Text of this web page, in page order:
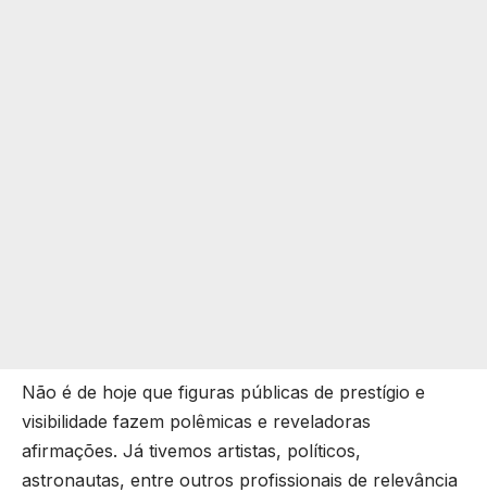
Não é de hoje que figuras públicas de prestígio e
visibilidade fazem polêmicas e reveladoras
afirmações. Já tivemos artistas, políticos,
astronautas, entre outros profissionais de relevância